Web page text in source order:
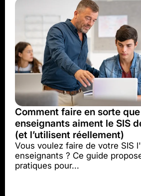
Comment faire en sorte
enseignants aiment le SIS
(et l’utilisent réellement)
Vous voulez faire de votre SIS
enseignants ? Ce guide
pratiques pour...